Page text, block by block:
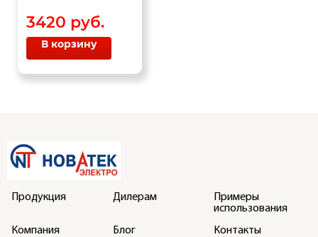
3420 руб.
В корзину
Продукция Дилерам
Примеры
использования
Компания
Блог
Контакты